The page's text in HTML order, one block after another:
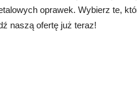
oprawek. Wybierz te,
naszą ofertę już teraz!